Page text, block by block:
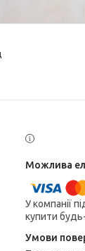
У компанії
купити